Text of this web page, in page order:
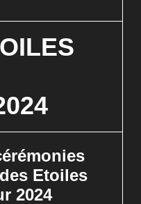
Etoiles
2024